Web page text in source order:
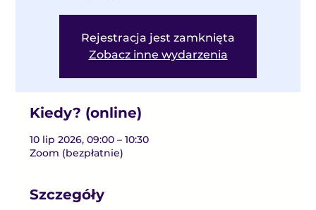
Rejestracja jest zamknięta
Zobacz inne wydarzenia
Kiedy? (online)
10 lip 2026, 09:00 – 10:30
Zoom (bezpłatnie)
Szczegóły